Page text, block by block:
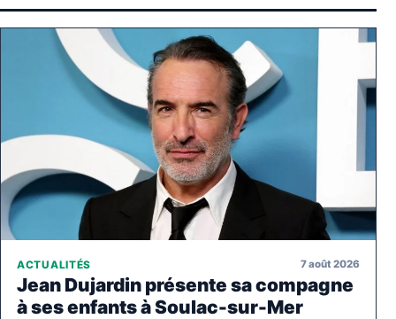
ACTUALITÉS 7 août 2026
Jean Dujardin présente sa compagne
à ses enfants à Soulac-sur-Mer